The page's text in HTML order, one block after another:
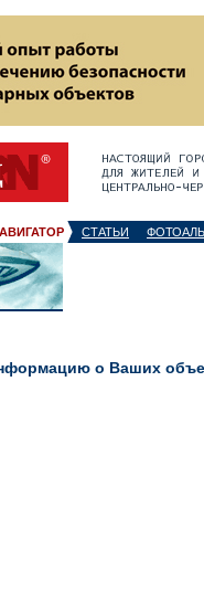
СТАТЬИ
о Ваших